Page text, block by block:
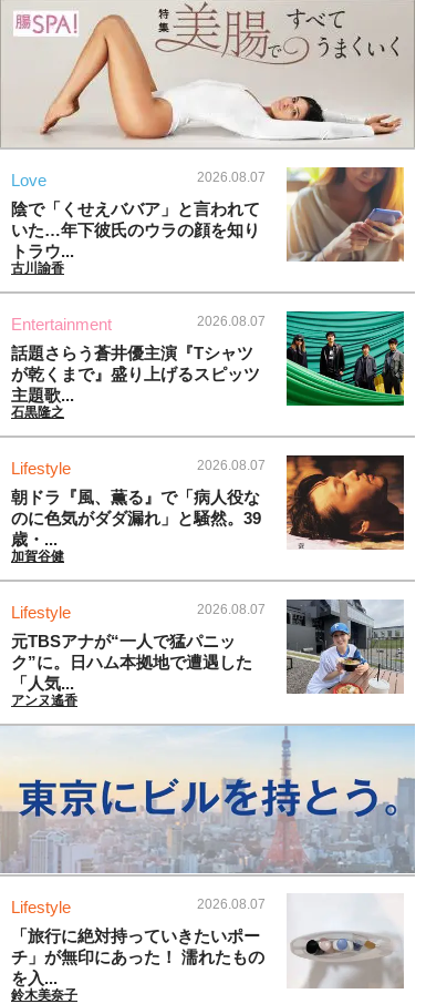
Love 2026.08.07
陰で「くせえババア」と言われて
いた…年下彼氏のウラの顔を知り
トラウ...
古川諭香
Entertainment 2026.08.07
話題さらう蒼井優主演『Tシャツ
が乾くまで』盛り上げるスピッツ
主題歌...
石黒隆之
Lifestyle 2026.08.07
朝ドラ『風、薫る』で「病人役な
のに色気がダダ漏れ」と騒然。39
歳・...
加賀谷健
Lifestyle 2026.08.07
元TBSアナが“一人で猛パニッ
ク”に。日ハム本拠地で遭遇した
「人気...
アンヌ遙香
Lifestyle 2026.08.07
「旅行に絶対持っていきたいポー
チ」が無印にあった！ 濡れたもの
を入...
鈴木美奈子